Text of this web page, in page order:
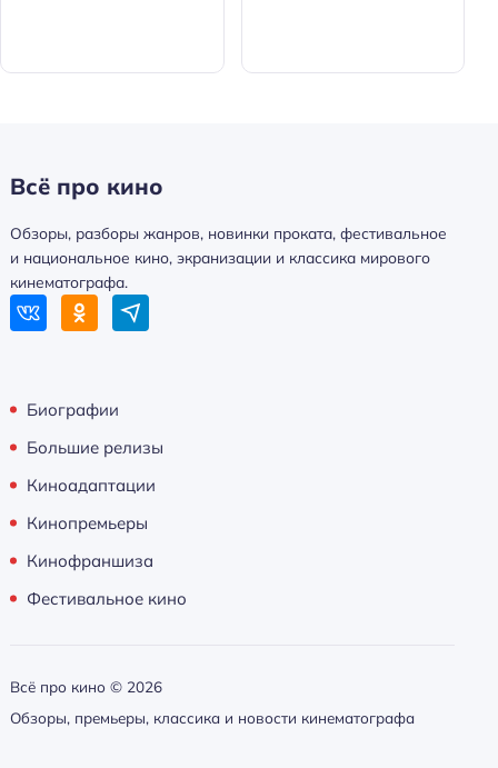
Всё про кино
Обзоры, разборы жанров, новинки проката, фестивальное
и национальное кино, экранизации и классика мирового
кинематографа.
Биографии
Большие релизы
Киноадаптации
Кинопремьеры
Кинофраншиза
Фестивальное кино
Всё про кино © 2026
Обзоры, премьеры, классика и новости кинематографа